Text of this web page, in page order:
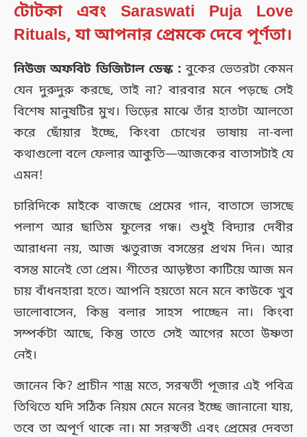
টোটকা এবং Saraswati Puja Love
Rituals, যা আপনার প্রেমকে দেবে পূর্ণতা।
নিউজ অফবিট ডিজিটাল ডেস্ক : বুকের ভেতরটা কেমন
যেন দুরুদুরু করছে, তাই না? বারবার মনে পড়ছে সেই
বিশেষ মানুষটির মুখ। ভিড়ের মাঝে তাঁর হাতটা আলতো
করে ছোঁয়ার ইচ্ছে, কিংবা চোখের ভাষায় না-বলা
কথাগুলো বলে ফেলার আকুতি—আজকের বাতাসটাই যে
এমন!
চারিদিকে মাইকে বাজছে প্রেমের গান, বাতাসে ভাসছে
পলাশ আর ছাতিম ফুলের গন্ধ। শুধুই বিদ্যার দেবীর
আরাধনা নয়, আজ ঋতুরাজ বসন্তের প্রথম দিন। আর
বসন্ত মানেই তো প্রেম। শীতের আড়ষ্টতা কাটিয়ে আজ মন
চায় বাঁধনহারা হতে। আপনি হয়তো মনে মনে কাউকে খুব
ভালোবাসেন, কিন্তু বলার সাহস পাচ্ছেন না। কিংবা
সম্পর্কটা আছে, কিন্তু তাতে সেই আগের মতো উষ্ণতা
নেই।
জানেন কি? প্রাচীন শাস্ত্র মতে, সরস্বতী পূজার এই পবিত্র
তিথিতে যদি সঠিক নিয়ম মেনে মনের ইচ্ছে জানানো যায়,
তবে তা অপূর্ণ থাকে না। মা সরস্বতী এবং প্রেমের দেবতা